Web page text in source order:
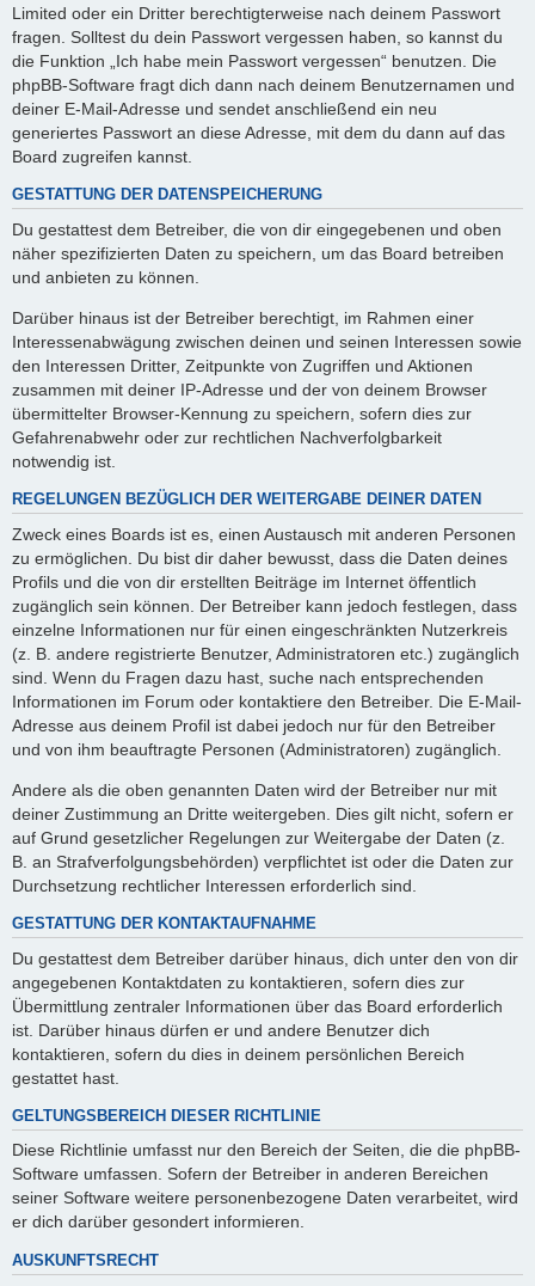
Limited oder ein Dritter berechtigterweise nach deinem Passwort
fragen. Solltest du dein Passwort vergessen haben, so kannst du
die Funktion „Ich habe mein Passwort vergessen“ benutzen. Die
phpBB-Software fragt dich dann nach deinem Benutzernamen und
deiner E-Mail-Adresse und sendet anschließend ein neu
generiertes Passwort an diese Adresse, mit dem du dann auf das
Board zugreifen kannst.
GESTATTUNG DER DATENSPEICHERUNG
Du gestattest dem Betreiber, die von dir eingegebenen und oben
näher spezifizierten Daten zu speichern, um das Board betreiben
und anbieten zu können.
Darüber hinaus ist der Betreiber berechtigt, im Rahmen einer
Interessenabwägung zwischen deinen und seinen Interessen sowie
den Interessen Dritter, Zeitpunkte von Zugriffen und Aktionen
zusammen mit deiner IP-Adresse und der von deinem Browser
übermittelter Browser-Kennung zu speichern, sofern dies zur
Gefahrenabwehr oder zur rechtlichen Nachverfolgbarkeit
notwendig ist.
REGELUNGEN BEZÜGLICH DER WEITERGABE DEINER DATEN
Zweck eines Boards ist es, einen Austausch mit anderen Personen
zu ermöglichen. Du bist dir daher bewusst, dass die Daten deines
Profils und die von dir erstellten Beiträge im Internet öffentlich
zugänglich sein können. Der Betreiber kann jedoch festlegen, dass
einzelne Informationen nur für einen eingeschränkten Nutzerkreis
(z. B. andere registrierte Benutzer, Administratoren etc.) zugänglich
sind. Wenn du Fragen dazu hast, suche nach entsprechenden
Informationen im Forum oder kontaktiere den Betreiber. Die E-Mail-
Adresse aus deinem Profil ist dabei jedoch nur für den Betreiber
und von ihm beauftragte Personen (Administratoren) zugänglich.
Andere als die oben genannten Daten wird der Betreiber nur mit
deiner Zustimmung an Dritte weitergeben. Dies gilt nicht, sofern er
auf Grund gesetzlicher Regelungen zur Weitergabe der Daten (z.
B. an Strafverfolgungsbehörden) verpflichtet ist oder die Daten zur
Durchsetzung rechtlicher Interessen erforderlich sind.
GESTATTUNG DER KONTAKTAUFNAHME
Du gestattest dem Betreiber darüber hinaus, dich unter den von dir
angegebenen Kontaktdaten zu kontaktieren, sofern dies zur
Übermittlung zentraler Informationen über das Board erforderlich
ist. Darüber hinaus dürfen er und andere Benutzer dich
kontaktieren, sofern du dies in deinem persönlichen Bereich
gestattet hast.
GELTUNGSBEREICH DIESER RICHTLINIE
Diese Richtlinie umfasst nur den Bereich der Seiten, die die phpBB-
Software umfassen. Sofern der Betreiber in anderen Bereichen
seiner Software weitere personenbezogene Daten verarbeitet, wird
er dich darüber gesondert informieren.
AUSKUNFTSRECHT